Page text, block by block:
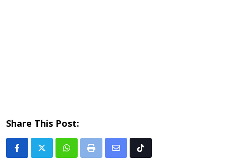
Share This Post:
Whatsapp
Print
Share Tiktok